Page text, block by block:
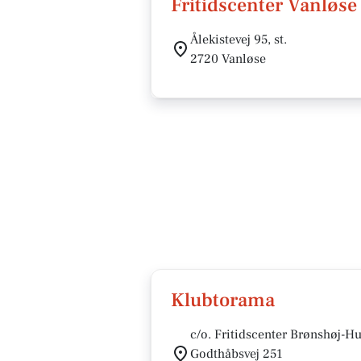
Fritidscenter Vanløse
Ålekistevej 95, st.
2720 Vanløse
Klubtorama
c/o. Fritidscenter Brønshøj-
Godthåbsvej 251